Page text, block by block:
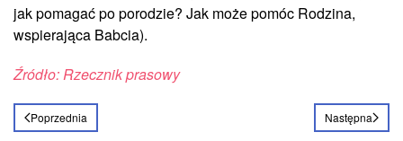
jak pomagać po porodzie? Jak może pomóc Rodzina,
wspierająca Babcia).
Źródło: Rzecznik prasowy
Poprzednia Następna